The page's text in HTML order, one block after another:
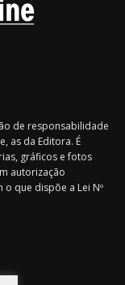
de responsabilidade
as da Editora. É
gráficos e fotos
autorização
que dispõe a Lei Nº